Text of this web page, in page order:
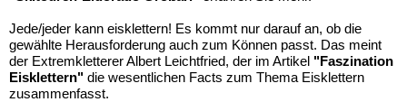
Jede/jeder kann eisklettern! Es kommt nur darauf an, ob die
gewählte Herausforderung auch zum Können passt. Das meint
der Extremkletterer Albert Leichtfried, der im Artikel "Faszination
Eisklettern" die wesentlichen Facts zum Thema Eisklettern
zusammenfasst.